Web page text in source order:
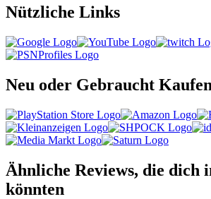
Nützliche Links
Neu oder Gebraucht Kaufen
Ähnliche Reviews, die dich
könnten